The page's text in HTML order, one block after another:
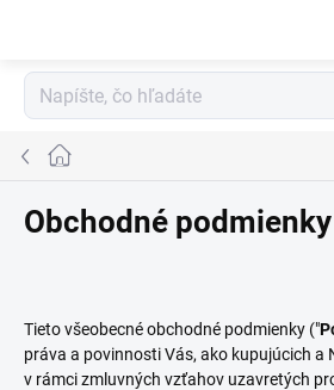
Domov
Obchodné podmienky
Tieto všeobecné obchodné podmienky ("
práva a povinnosti Vás, ako kupujúcich a
v rámci zmluvných vzťahov uzavretých